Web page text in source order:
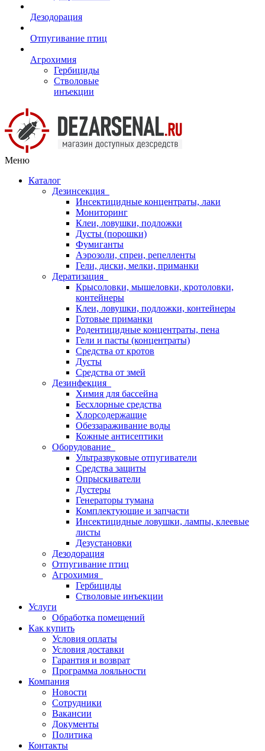
Дезодорация
Отпугивание птиц
Агрохимия
Гербициды
Стволовые
инъекции
Меню
Каталог
Дезинсекция
Инсектицидные концентраты, лаки
Мониторинг
Клеи, ловушки, подложки
Дусты (порошки)
Фумиганты
Аэрозоли, спреи, репелленты
Гели, диски, мелки, приманки
Дератизация
Крысоловки, мышеловки, кротоловки,
контейнеры
Клеи, ловушки, подложки, контейнеры
Готовые приманки
Родентицидные концентраты, пена
Гели и пасты (концентраты)
Средства от кротов
Дусты
Средства от змей
Дезинфекция
Химия для бассейна
Бесхлорные средства
Хлорсодержащие
Обеззараживание воды
Кожные антисептики
Оборудование
Ультразвуковые отпугиватели
Средства защиты
Опрыскиватели
Дустеры
Генераторы тумана
Комплектующие и запчасти
Инсектицидные ловушки, лампы, клеевые
листы
Дезустановки
Дезодорация
Отпугивание птиц
Агрохимия
Гербициды
Стволовые инъекции
Услуги
Обработка помещений
Как купить
Условия оплаты
Условия доставки
Гарантия и возврат
Программа лояльности
Компания
Новости
Сотрудники
Вакансии
Документы
Политика
Контакты